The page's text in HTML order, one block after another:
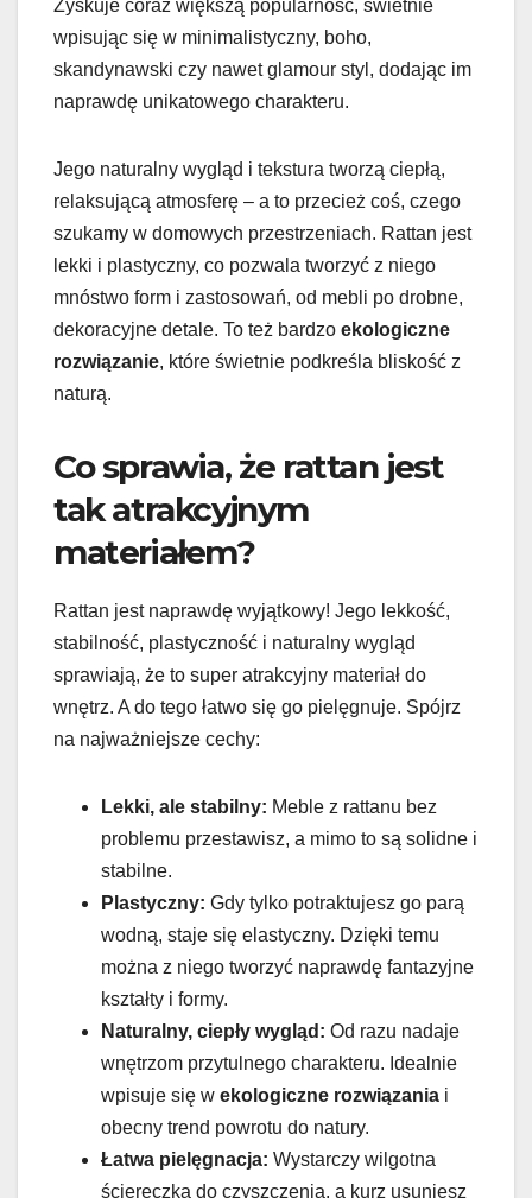
Zyskuje coraz większą popularność, świetnie
wpisując się w minimalistyczny, boho,
skandynawski czy nawet glamour styl, dodając im
naprawdę unikatowego charakteru.
Jego naturalny wygląd i tekstura tworzą ciepłą,
relaksującą atmosferę – a to przecież coś, czego
szukamy w domowych przestrzeniach. Rattan jest
lekki i plastyczny, co pozwala tworzyć z niego
mnóstwo form i zastosowań, od mebli po drobne,
dekoracyjne detale. To też bardzo ekologiczne
rozwiązanie, które świetnie podkreśla bliskość z
naturą.
Co sprawia, że rattan jest
tak atrakcyjnym
materiałem?
Rattan jest naprawdę wyjątkowy! Jego lekkość,
stabilność, plastyczność i naturalny wygląd
sprawiają, że to super atrakcyjny materiał do
wnętrz. A do tego łatwo się go pielęgnuje. Spójrz
na najważniejsze cechy:
Lekki, ale stabilny: Meble z rattanu bez
problemu przestawisz, a mimo to są solidne i
stabilne.
Plastyczny: Gdy tylko potraktujesz go parą
wodną, staje się elastyczny. Dzięki temu
można z niego tworzyć naprawdę fantazyjne
kształty i formy.
Naturalny, ciepły wygląd: Od razu nadaje
wnętrzom przytulnego charakteru. Idealnie
wpisuje się w ekologiczne rozwiązania i
obecny trend powrotu do natury.
Łatwa pielęgnacja: Wystarczy wilgotna
ściereczka do czyszczenia, a kurz usuniesz